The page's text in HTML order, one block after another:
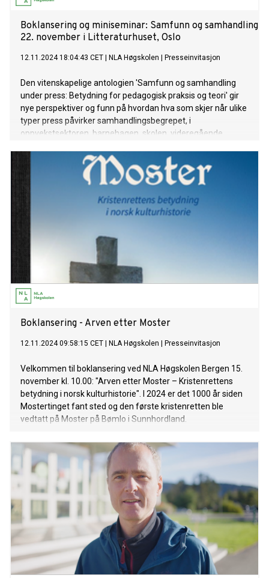
Boklansering og miniseminar: Samfunn og samhandling
22. november i Litteraturhuset, Oslo
12.11.2024 18:04:43 CET NLA Høgskolen Presseinvitasjon
Den vitenskapelige antologien 'Samfunn og samhandling
under press: Betydning for pedagogisk praksis og teori' gir
nye perspektiver og funn på hvordan hva som skjer når ulike
typer press påvirker samhandlingsbegrepet, i
oppvekstsektoren, barnehagen, skolen, videregående
Boklansering - Arven etter Moster
12.11.2024 09:58:15 CET NLA Høgskolen Presseinvitasjon
Velkommen til boklansering ved NLA Høgskolen Bergen 15.
november kl. 10.00: "Arven etter Moster – Kristenrettens
betydning i norsk kulturhistorie". I 2024 er det 1000 år siden
Mostertinget fant sted og den første kristenretten ble
vedtatt på Moster på Bømlo i Sunnhordland.